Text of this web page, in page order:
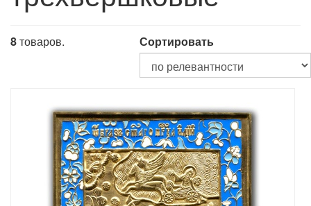
8товаров. Сортировать